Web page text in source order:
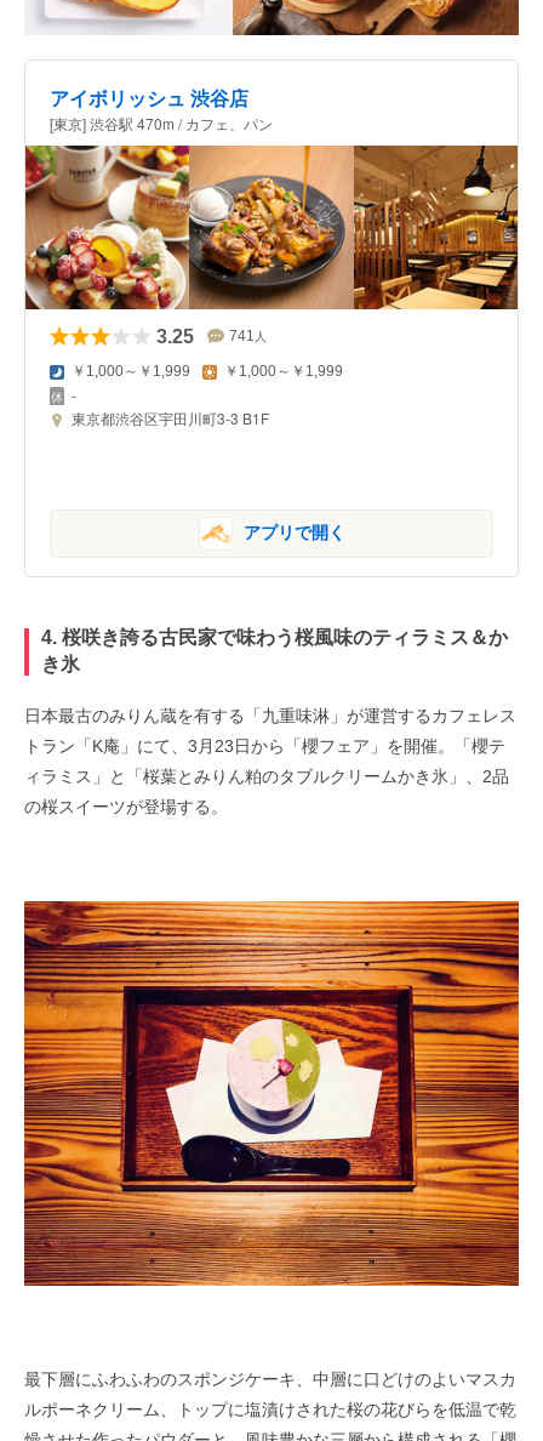
アイボリッシュ 渋谷店
[東京] 渋谷駅 470m / カフェ、パン
3.25 741 人
￥1,000～￥1,999 ￥1,000～￥1,999
-
東京都渋谷区宇田川町3-3 B1F
アプリで開く
4. 桜咲き誇る古民家で味わう桜風味のティラミス＆か
き氷
日本最古のみりん蔵を有する「九重味淋」が運営するカフェレス
トラン「K庵」にて、3月23日から「櫻フェア」を開催。「櫻テ
ィラミス」と「桜葉とみりん粕のタブルクリームかき氷」、2品
の桜スイーツが登場する。
最下層にふわふわのスポンジケーキ、中層に口どけのよいマスカ
ルポーネクリーム、トップに塩漬けされた桜の花びらを低温で乾